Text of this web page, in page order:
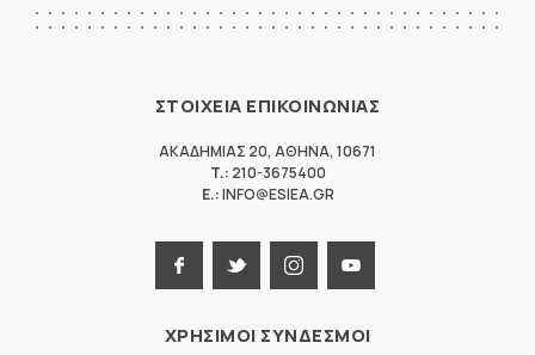
ΣΤΟΙΧΕΙΑ ΕΠΙΚΟΙΝΩΝΙΑΣ
ΑΚΑΔΗΜΙΑΣ 20, ΑΘΗΝΑ, 10671
T.: 210-3675400
E.:INFO@ESIEA.GR
ΧΡΗΣΙΜΟΙ ΣΥΝΔΕΣΜΟΙ